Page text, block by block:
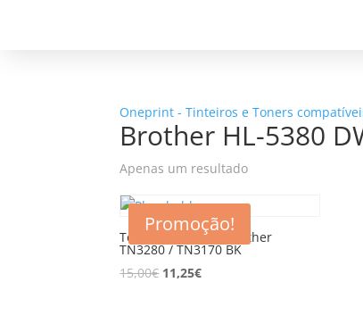
Oneprint - Tinteiros e Toners
Brother HL-5380
Apenas um resultado
Promoção!
Toner compatível Brother
TN3280 / TN3170 BK
15,00€ 11,25€